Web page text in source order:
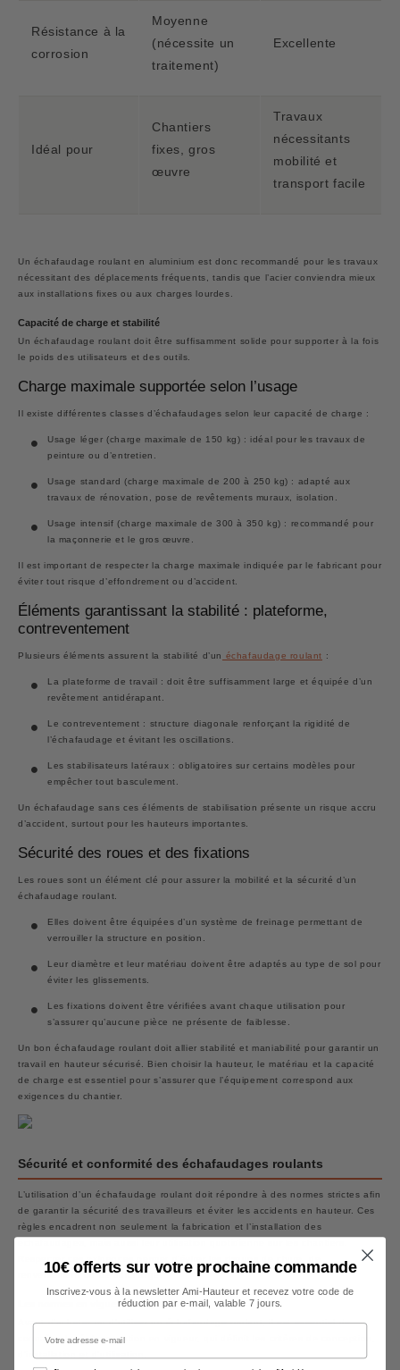
Résistance à la
corrosion
Moyenne
(nécessite un
traitement)
Excellente
Idéal pour
Chantiers
fixes, gros
œuvre
Travaux
nécessitants
mobilité et
transport facile
Un échafaudage roulant en aluminium est donc recommandé pour les travaux
nécessitant des déplacements fréquents, tandis que l’acier conviendra mieux
aux installations fixes ou aux charges lourdes.
Capacité de charge et stabilité
Un échafaudage roulant doit être suffisamment solide pour supporter à la fois
le poids des utilisateurs et des outils.
Charge maximale supportée selon l’usage
Il existe différentes classes d’échafaudages selon leur capacité de charge :
Usage léger (charge maximale de 150 kg) : idéal pour les travaux de
peinture ou d’entretien.
Usage standard (charge maximale de 200 à 250 kg) : adapté aux
travaux de rénovation, pose de revêtements muraux, isolation.
Usage intensif (charge maximale de 300 à 350 kg) : recommandé pour
la maçonnerie et le gros œuvre.
Il est important de respecter la charge maximale indiquée par le fabricant pour
éviter tout risque d’effondrement ou d’accident.
Éléments garantissant la stabilité : plateforme,
contreventement
Plusieurs éléments assurent la stabilité d’un échafaudage roulant :
La plateforme de travail : doit être suffisamment large et équipée d’un
revêtement antidérapant.
Le contreventement : structure diagonale renforçant la rigidité de
l’échafaudage et évitant les oscillations.
Les stabilisateurs latéraux : obligatoires sur certains modèles pour
empêcher tout basculement.
Un échafaudage sans ces éléments de stabilisation présente un risque accru
d’accident, surtout pour les hauteurs importantes.
Sécurité des roues et des fixations
Les roues sont un élément clé pour assurer la mobilité et la sécurité d’un
échafaudage roulant.
Elles doivent être équipées d’un système de freinage permettant de
verrouiller la structure en position.
Leur diamètre et leur matériau doivent être adaptés au type de sol pour
éviter les glissements.
Les fixations doivent être vérifiées avant chaque utilisation pour
s’assurer qu’aucune pièce ne présente de faiblesse.
Un bon échafaudage roulant doit allier stabilité et maniabilité pour garantir un
travail en hauteur sécurisé. Bien choisir la hauteur, le matériau et la capacité
de charge est essentiel pour s’assurer que l’équipement correspond aux
exigences du chantier.
Sécurité et conformité des échafaudages roulants
L’utilisation d’un échafaudage roulant doit répondre à des normes strictes afin
de garantir la sécurité des travailleurs et éviter les accidents en hauteur. Ces
règles encadrent non seulement la fabrication et l’installation des
renversement ou de surcharge.
Les normes en vigueur à respecter
Avant d’acheter ou d’utiliser un échafaudage roulant, il est essentiel de
connaître la réglementation en vigueur, qui définit les critères de conception,
d’installation et d’utilisation.
10€ offerts sur votre prochaine commande
Inscrivez-vous à la newsletter Ami-Hauteur et recevez votre code de
réduction par e-mail, valable 7 jours.
Votre adresse e-mail